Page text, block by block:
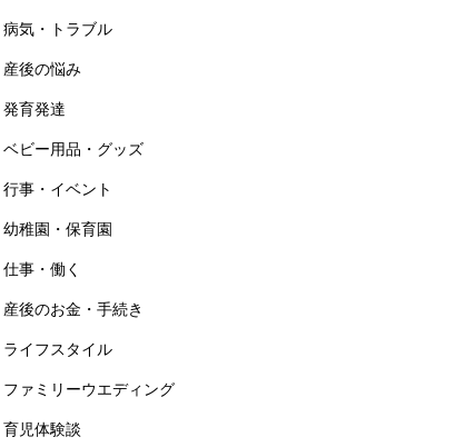
病気・トラブル
産後の悩み
発育発達
ベビー用品・グッズ
行事・イベント
幼稚園・保育園
仕事・働く
産後のお金・手続き
ライフスタイル
ファミリーウエディング
育児体験談